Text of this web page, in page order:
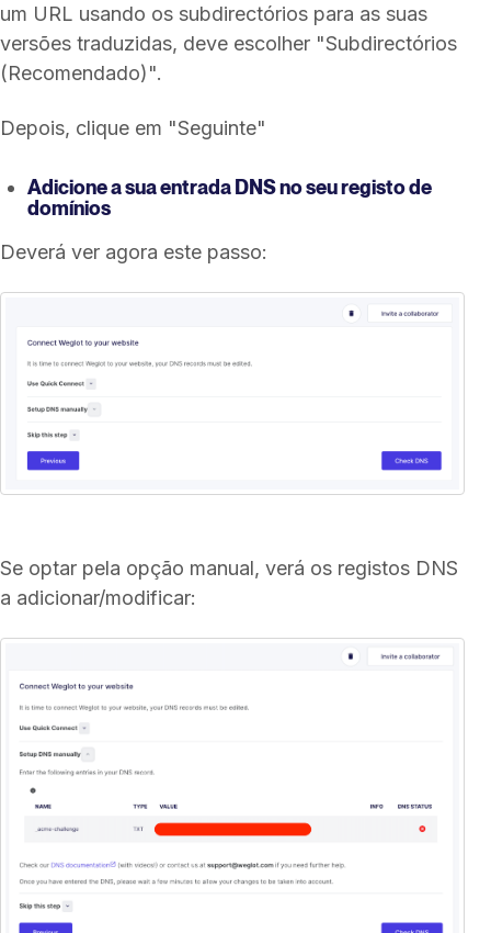
um URL usando os subdirectórios para as suas
versões traduzidas, deve escolher "Subdirectórios
(Recomendado)".
Depois, clique em "Seguinte"
Adicione a sua entrada DNS no seu registo de
domínios
Deverá ver agora este passo:
Se optar pela opção manual, verá os registos DNS
a adicionar/modificar: